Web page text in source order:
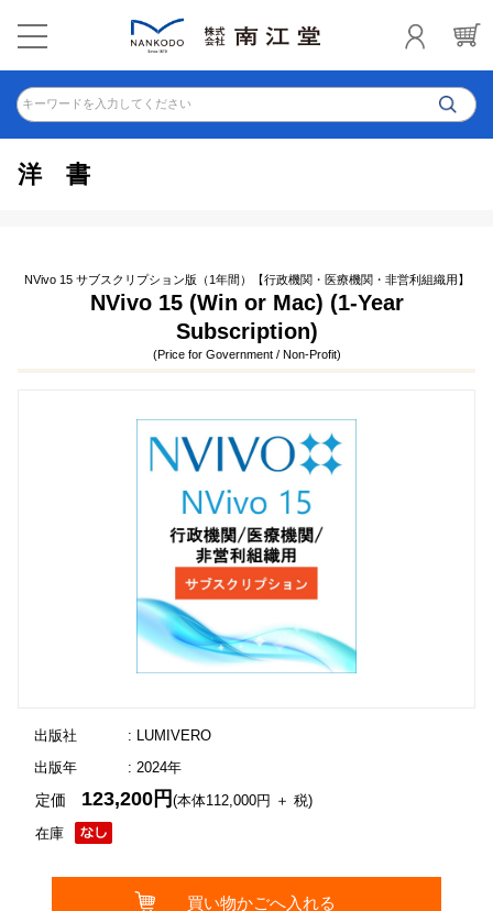
キーワードを入力してください
洋書
NVivo 15 サブスクリプション版（1年間）【行政機関・医療機関・非営利組織用】
NVivo 15 (Win or Mac) (1-Year
Subscription)
(Price for Government / Non-Profit)
出版社
: LUMIVERO
出版年
: 2024年
在庫
定価 123,200円(本体112,000円 ＋ 税)